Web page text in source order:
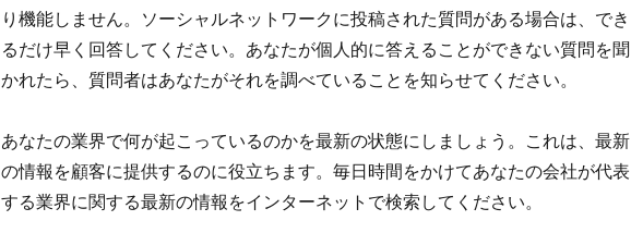
り機能しません。ソーシャルネットワークに投稿された質問がある場合は、でき
るだけ早く回答してください。あなたが個人的に答えることができない質問を聞
かれたら、質問者はあなたがそれを調べていることを知らせてください。
あなたの業界で何が起こっているのかを最新の状態にしましょう。これは、最新
の情報を顧客に提供するのに役立ちます。毎日時間をかけてあなたの会社が代表
する業界に関する最新の情報をインターネットで検索してください。